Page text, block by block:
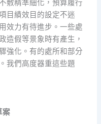
敷精準細化，預算履行
目績效目的設定不迷
效力有待進步。一些處
造假等景象時有產生，
強化。有的處所和部分
我們高度器重這些題
案